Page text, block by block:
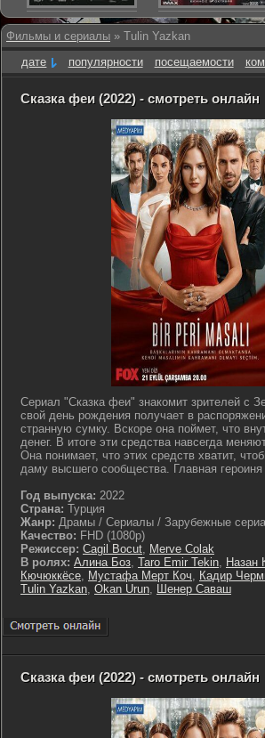
Фильмы и сериалы » Tulin Yazkan
дате
популярности посещаемости
Сказка феи (2022) - смотреть онлайн
Сериал "Сказка феи" знакомит зрителей с
свой день рождения получает в
странную сумку. Вскоре она поймет, что
денег. В итоге эти средства навсегда
Она понимает, что этих средств хватит,
даму высшего сообщества. Главная героиня
Год выпуска: 2022
Страна: Турция
Жанр: Драмы / Сериалы / Зарубежные
Качество: FHD (1080p)
Режиссер: Cagil Bocut, Merve Colak
В ролях: Алина Боз, Taro Emir Tekin, Назан
Кючюккёсе, Мустафа Мерт Коч, Кадир
Tulin Yazkan, Okan Urun, Шенер Саваш
Сказка феи (2022) - смотреть онлайн